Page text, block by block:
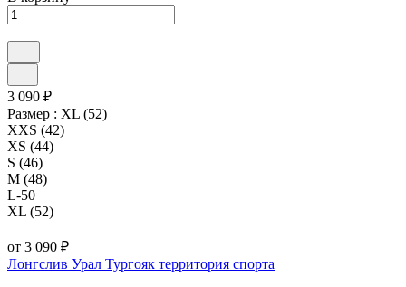
3 090 ₽
Размер : XL (52)
XXS (42)
XS (44)
S (46)
M (48)
L-50
XL (52)
от 3 090 ₽
Лонгслив Урал Тургояк территория спорта